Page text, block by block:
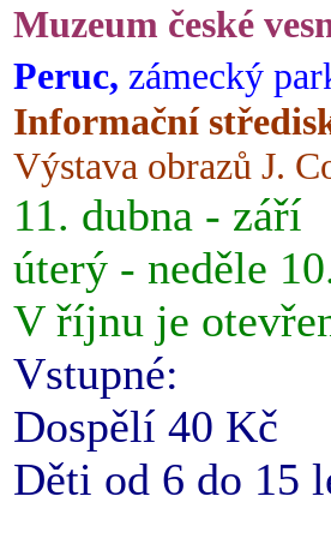
Muzeum české
Peruc, zámecký
Informační
Výstava obrazů J.
11. dubna - září
úterý - neděle
V říjnu je
Vstupné:
Dospělí 40 Kč
Děti od 6 do 15